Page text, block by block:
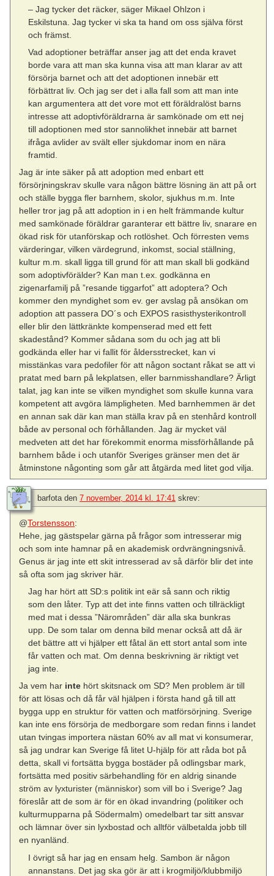
– Jag tycker det räcker, säger Mikael Ohlzon i
Eskilstuna. Jag tycker vi ska ta hand om oss själva först
och främst.
Vad adoptioner beträffar anser jag att det enda kravet
borde vara att man ska kunna visa att man klarar av att
försörja barnet och att det adoptionen innebär ett
förbättrat liv. Och jag ser det i alla fall som att man inte
kan argumentera att det vore mot ett föräldralöst barns
intresse att adoptivföräldrarna är samkönade om ett nej
till adoptionen med stor sannolikhet innebär att barnet
ifråga avlider av svält eller sjukdomar inom en nära
framtid.
Jag är inte säker på att adoption med enbart ett
försörjningskrav skulle vara någon bättre lösning än att på ort
och ställe bygga fler barnhem, skolor, sjukhus m.m. Inte
heller tror jag på att adoption in i en helt främmande kultur
med samkönade föräldrar garanterar ett bättre liv, snarare en
ökad risk för utanförskap och rotlöshet. Och förresten vems
värderingar, vilken värdegrund, inkomst, social ställning,
kultur m.m. skall ligga till grund för att man skall bli godkänd
som adoptivförälder? Kan man t.ex. godkänna en
zigenarfamilj på ”resande tiggarfot” att adoptera? Och
kommer den myndighet som ev. ger avslag på ansökan om
adoption att passera DO´s och EXPOS rasisthysterikontroll
eller blir den lättkränkte kompenserad med ett fett
skadestånd? Kommer sådana som du och jag att bli
godkända eller har vi fallit för åldersstrecket, kan vi
misstänkas vara pedofiler för att någon soctant råkat se att vi
pratat med barn på lekplatsen, eller barnmisshandlare? Ärligt
talat, jag kan inte se vilken myndighet som skulle kunna vara
kompetent att avgöra lämpligheten. Med barnhemmen är det
en annan sak där kan man ställa krav på en stenhård kontroll
både av personal och förhållanden. Jag är mycket väl
medveten att det har förekommit enorma missförhållande på
barnhem både i och utanför Sveriges gränser men det är
åtminstone någonting som går att åtgärda med litet god vilja.
barfotaden 7 november, 2014 kl. 17:41 skrev:
@Torstensson:
Hehe, jag gästspelar gärna på frågor som intresserar mig
och som inte hamnar på en akademisk ordvrängningsnivå.
Genus är jag inte ett skit intresserad av så därför blir det inte
så ofta som jag skriver här.
Jag har hört att SD:s politik int eär så sann och riktig
som den låter. Typ att det inte finns vatten och tillräckligt
med mat i dessa ”Närområden” där alla ska bunkras
upp. De som talar om denna bild menar också att då är
det bättre att vi hjälper ett fåtal än ett stort antal som inte
får vatten och mat. Om denna beskrivning är riktigt vet
jag inte.
Ja vem har inte hört skitsnack om SD? Men problem är till
för att lösas och då får väl hjälpen i första hand gå till att
bygga upp en struktur för vatten och matförsörjning. Sverige
kan inte ens försörja de medborgare som redan finns i landet
utan tvingas importera nästan 60% av all mat vi konsumerar,
så jag undrar kan Sverige få litet U-hjälp för att råda bot på
detta, skall vi fortsätta bygga bostäder på odlingsbar mark,
fortsätta med positiv särbehandling för en aldrig sinande
ström av lyxturister (människor) som vill bo i Sverige? Jag
föreslår att de som är för en ökad invandring (politiker och
kulturmupparna på Södermalm) omedelbart tar sitt ansvar
och lämnar över sin lyxbostad och alltför välbetalda jobb till
en nyanländ.
I övrigt så har jag en ensam helg. Sambon är någon
annanstans. Det jag ska gör är att i krogmiljö/klubbmiljö